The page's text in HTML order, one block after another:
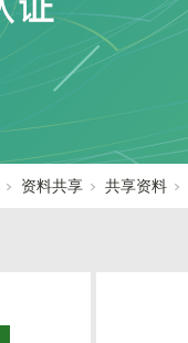
资料共享 共享资料